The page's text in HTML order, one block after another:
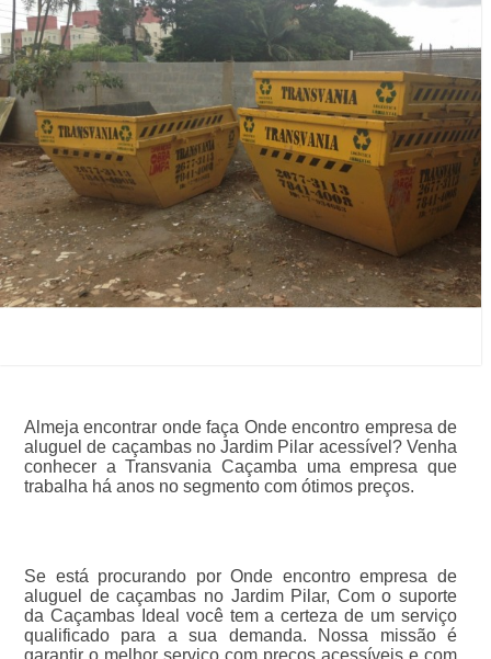
Almeja encontrar onde faça Onde encontro empresa de
aluguel de caçambas no Jardim Pilar acessível? Venha
conhecer a Transvania Caçamba uma empresa que
trabalha há anos no segmento com ótimos preços.
Se está procurando por Onde encontro empresa de
aluguel de caçambas no Jardim Pilar, Com o suporte
da Caçambas Ideal você tem a certeza de um serviço
qualificado para a sua demanda. Nossa missão é
garantir o melhor serviço com preços acessíveis e com